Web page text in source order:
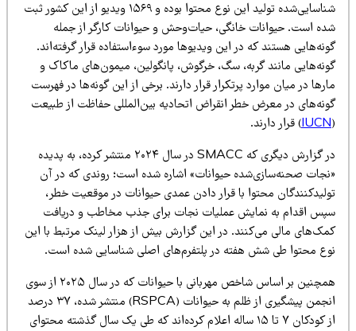
شناسایی‌شده تولید این نوع محتوا بوده و ۱۵۶۹ ویدیو از این کشور ثبت
است. حیوانات خانگی، حیات‌وحش و حیوانات کارگر از جمله
هستند که در این ویدیوها مورد سوءاستفاده قرار گرفته‌اند.
مانند گربه، سگ، خرگوش، پانگولین، میمون‌های ماکاک و
در میان موارد پرتکرار قرار دارند. برخی از این گونه‌ها در فهرست
در معرض خطر انقراض اتحادیه بین‌المللی حفاظت از طبیعت
IUCN) قرار دارند.
در گزارش دیگری که SMACC در سال ۲۰۲۴ منتشر کرده، به پدیده
صحنه‌سازی‌شده حیوانات» اشاره شده است؛ روندی که در آن
محتوا با قرار دادن عمدی حیوانات در موقعیت خطر،
اقدام به نمایش عملیات نجات برای جذب مخاطب و دریافت
مالی می‌کنند. در این گزارش بیش از هزار لینک مرتبط با این
محتوا طی شش هفته در پلتفرم‌های اصلی شناسایی شده است.
همچنین بر اساس شاخص مهربانی با حیوانات که در سال ۲۰۲۵ از سوی
انجمن پیشگیری از ظلم به حیوانات (RSPCA) منتشر شده، ۳۷ درصد
از کودکان ۷ تا ۱۵ ساله اعلام کرده‌اند که طی یک سال گذشته محتوای